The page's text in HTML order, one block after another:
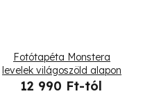
Fotótapéta Monstera
levelek világoszöld alapon
12 990 Ft-tól